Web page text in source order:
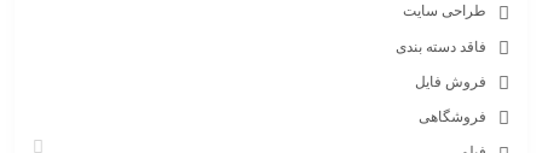
طراحی سایت
فاقد دسته بندی
فروش فایل
فروشگاهی